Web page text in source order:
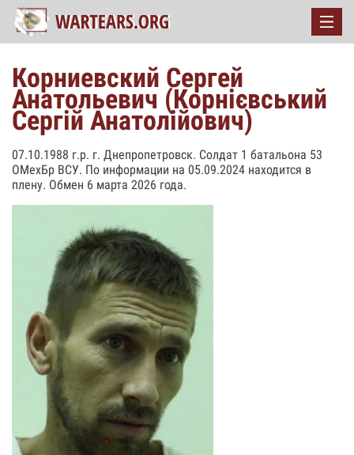
Корниевский Сергей
Анатольевич (Корнієвський
Сергій Анатолійович)
07.10.1988 г.р. г. Днепропетровск. Солдат 1 батальона 53
ОМехБр ВСУ. По информации на 05.09.2024 находится в
плену. Обмен 6 марта 2026 года.